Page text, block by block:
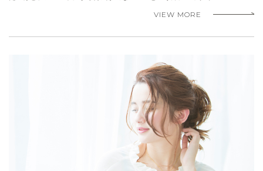
VIEW MORE